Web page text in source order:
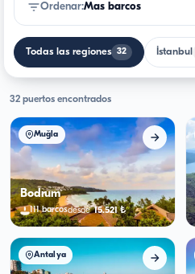
Ordenar:Mas barcos
Todas las regiones 32 İstanbul
32 puertos encontrados
Muğla
Bodrum
111 barcosdesde 15.521₺
Antalya